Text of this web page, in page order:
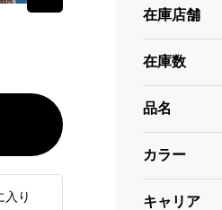
入り
在庫店舗
在庫数
品名
カラー
キャリア